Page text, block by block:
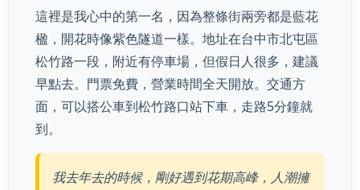
這裡是我心中的第一名，因為整條街兩旁都是藍花
楹，開花時像紫色隧道一樣。地址在台中市北屯區
松竹路一段，附近有停車場，但假日人很多，建議
早點去。門票免費，營業時間全天開放。交通方
面，可以搭公車到松竹路口站下車，走路5分鐘就
到。
我去年去的時候，剛好遇到花期高峰，人潮擁